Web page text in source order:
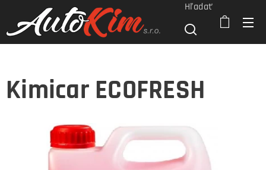
Hľadať
Kimicar ECOFRESH